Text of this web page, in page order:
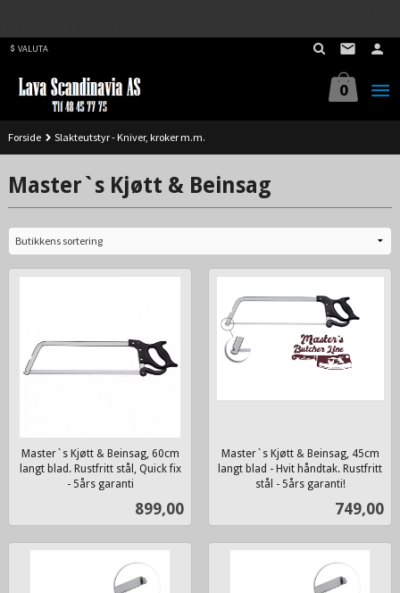
VALUTA
0
Forside Slakteutstyr - Kniver, kroker m.m.
Master`s Kjøtt & Beinsag
Master`s Kjøtt & Beinsag, 60cm
langt blad. Rustfritt stål, Quick fix
- 5års garanti
Pris
899,00
Master`s Kjøtt & Beinsag, 45cm
langt blad - Hvit håndtak. Rustfritt
stål - 5års garanti!
Pris
749,00